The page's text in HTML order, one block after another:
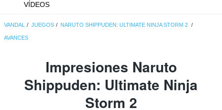
VÍDEOS
VANDAL JUEGOS NARUTO SHIPPUDEN: ULTIMATE NINJA STORM 2
AVANCES
Impresiones Naruto
Shippuden: Ultimate Ninja
Storm 2